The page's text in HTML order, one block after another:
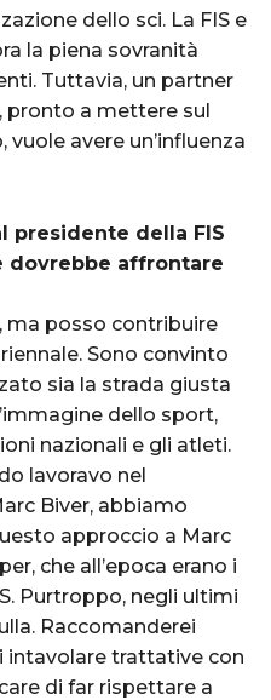
dello sci. La FIS e
la piena sovranità
Tuttavia, un partner
pronto a mettere sul
avere un’influenza
presidente della FIS
dovrebbe affrontare
ma posso contribuire
Sono convinto
sia la strada giusta
dello sport,
nazionali e gli atleti.
lavoravo nel
Biver, abbiamo
approccio a Marc
che all’epoca erano i
Purtroppo, negli ultimi
Raccomanderei
intavolare trattative con
di far rispettare a